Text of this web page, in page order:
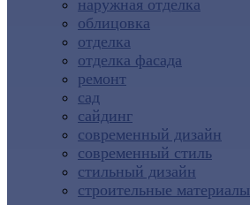
наружная отделка
облицовка
отделка
отделка фасада
ремонт
сад
сайдинг
современный дизайн
современный стиль
стильный дизайн
строительные материалы